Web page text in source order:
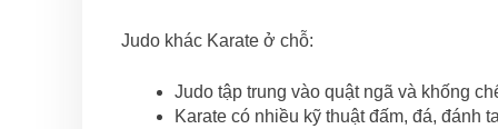
Judo khác Karate ở chỗ:
Judo tập trung vào quật ngã và khống
Karate có nhiều kỹ thuật đấm, đá, đánh